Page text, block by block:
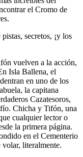
el Cromo de
secretos, ¡y los
vuelven a la acción,
Isla Ballena, el
en uno de los
la capitana
Cazatesoros,
Chicha y Tifón, una
cualquier lector o
la primera página.
en el Cementerio
volar, literalmente.